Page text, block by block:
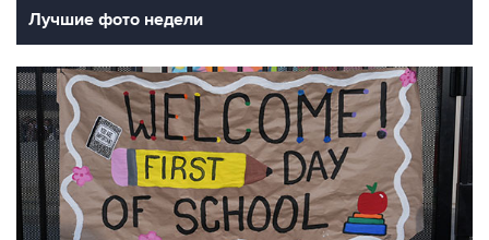
Лучшие фото недели